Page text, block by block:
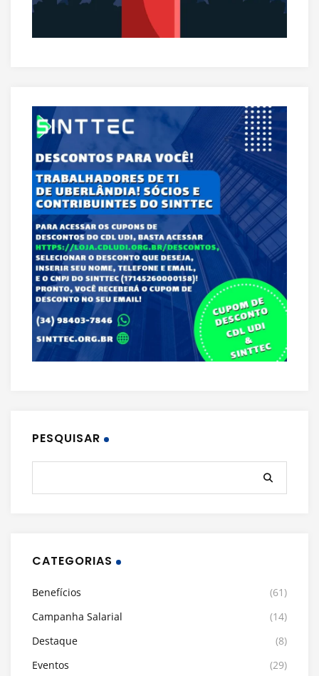
PESQUISAR
CATEGORIAS
Benefícios
(61)
Campanha Salarial
(14)
Destaque
(8)
Eventos
(29)